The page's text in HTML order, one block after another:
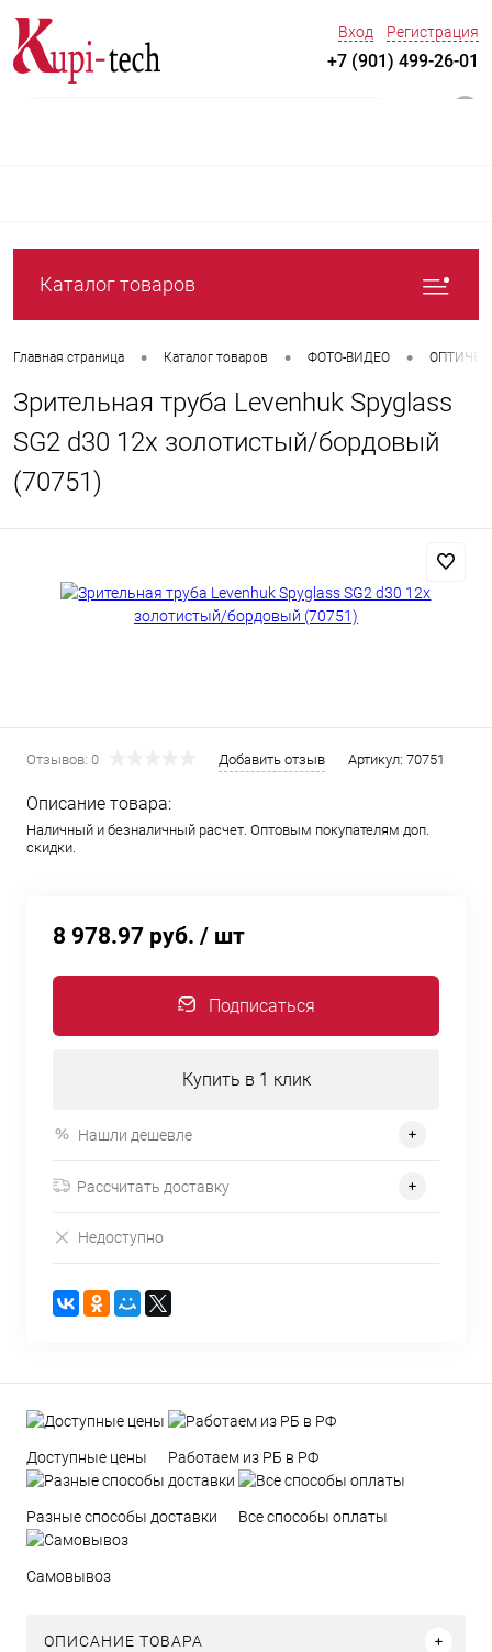
Вход Регистрация
+7 (901) 499-26-01
Каталог товаров
Главная страница • Каталог товаров • ФОТО-ВИДЕО •
Зрительная труба Levenhuk Spyglass
SG2 d30 12x золотистый/бордовый
(70751)
Отзывов: 0 Добавить отзыв Артикул: 70751
Описание товара:
Наличный и безналичный расчет. Оптовым покупателям доп.
скидки.
8 978.97 руб. / шт
Подписаться
Купить в 1 клик
Нашли дешевле
Рассчитать доставку
Недоступно
Доступные цены Работаем из РБ в РФ
Разные способы доставки Все способы оплаты
Самовывоз
ОПИСАНИЕ ТОВАРА